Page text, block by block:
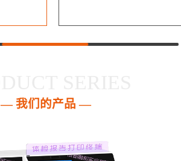
— 我们的产品 —